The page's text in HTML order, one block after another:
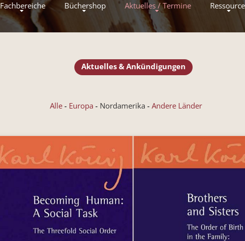
Fachbereiche Büchershop Aktuelles / Termine
Aktuelles & Ankündigungen
Alle Europa Nordamerika Andere Länder